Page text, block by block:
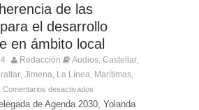
de las
el desarrollo
en ámbito local
Redacción Audios Castellar
Jimena La Línea Marítimas
Comentarios desactivados
de Agenda 2030, Yolanda